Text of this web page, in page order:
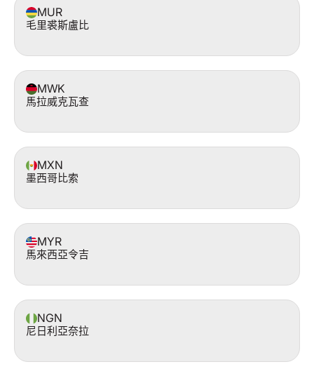
MUR
毛里裘斯盧比
MWK
馬拉威克瓦查
MXN
墨西哥比索
MYR
馬來西亞令吉
NGN
尼日利亞奈拉